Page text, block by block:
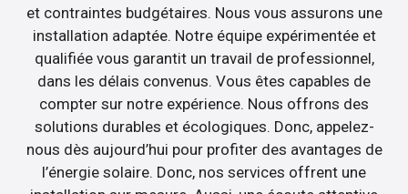
et contraintes budgétaires. Nous vous assurons une
installation adaptée. Notre équipe expérimentée et
qualifiée vous garantit un travail de professionnel,
dans les délais convenus. Vous êtes capables de
compter sur notre expérience. Nous offrons des
solutions durables et écologiques. Donc, appelez-
nous dès aujourd’hui pour profiter des avantages de
l’énergie solaire. Donc, nos services offrent une